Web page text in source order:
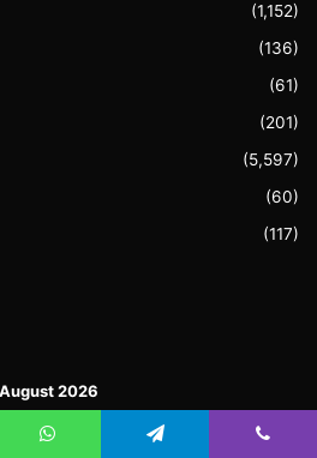
(1,152)
(136)
(61)
(201)
(5,597)
(60)
(117)
August 2026
T S